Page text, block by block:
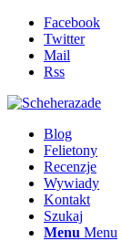
Facebook
Twitter
Mail
Rss
Blog
Felietony
Recenzje
Wywiady
Kontakt
Szukaj
Menu Menu